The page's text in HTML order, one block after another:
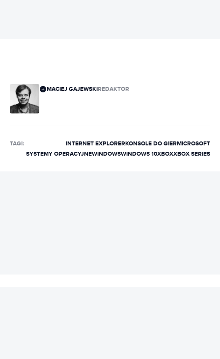
MACIEJ GAJEWSKIREDAKTOR
TAGI: INTERNET EXPLORERKONSOLE DO GIERMICROSOFT
SYSTEMY OPERACYJNEWINDOWSWINDOWS 10XBOXXBOX SERIES